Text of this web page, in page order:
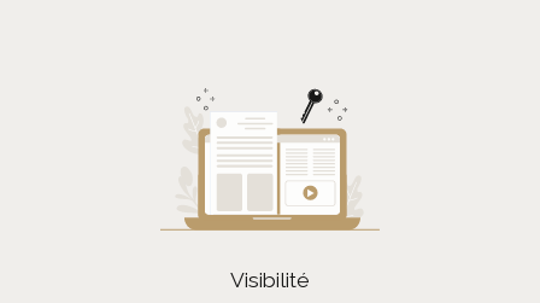
visibilité
FILTRER PAR
Exclusivités
RECHERCHER